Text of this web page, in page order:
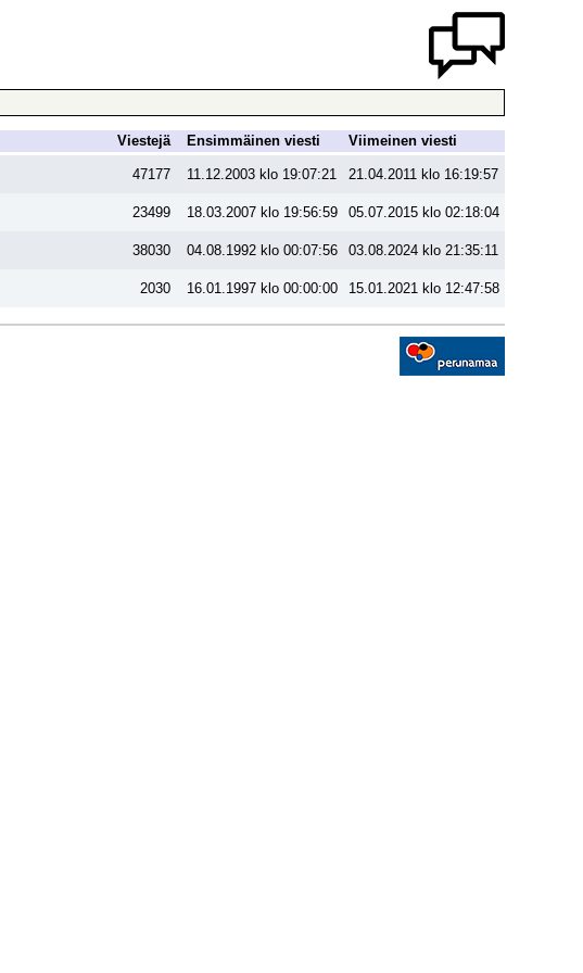
Viestejä Ensimmäinen viesti Viimeinen viesti
47177 11.12.2003 klo 19:07:21 21.04.2011 klo 16:19:57
23499 18.03.2007 klo 19:56:59 05.07.2015 klo 02:18:04
38030 04.08.1992 klo 00:07:56 03.08.2024 klo 21:35:11
2030 16.01.1997 klo 00:00:00 15.01.2021 klo 12:47:58